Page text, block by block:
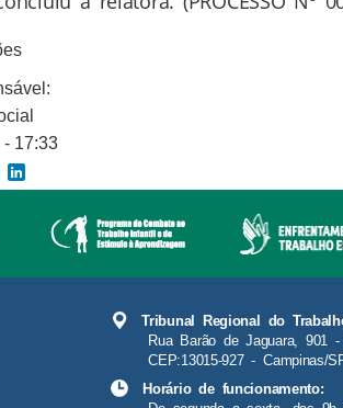
- 17:33
Facebook
Tribunal Regional do
Rua Barão de Jaguara, 901 -
CEP:13015-927 - Campinas/
Horário de funcionamento: